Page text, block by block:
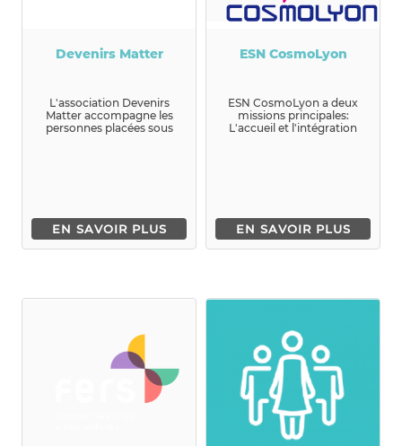
Devenirs Matter
L'association Devenirs
Matter accompagne les
personnes placées sous
EN SAVOIR PLUS
ESN CosmoLyon
ESN CosmoLyon a deux
missions principales:
L'accueil et l'intégration
EN SAVOIR PLUS